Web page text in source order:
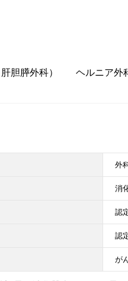
胆膵外科） ヘルニア外
外
消
認
認
が